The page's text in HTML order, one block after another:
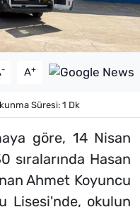
- A+
Süresi: 1 Dk
göre, 14 Nisan
sıralarında Hasan
Ahmet Koyuncu
Lisesi'nde, okulun